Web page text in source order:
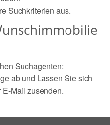
Suchkriterien aus.
Suchagenten:
ab und Lassen Sie sich
Mail zusenden.